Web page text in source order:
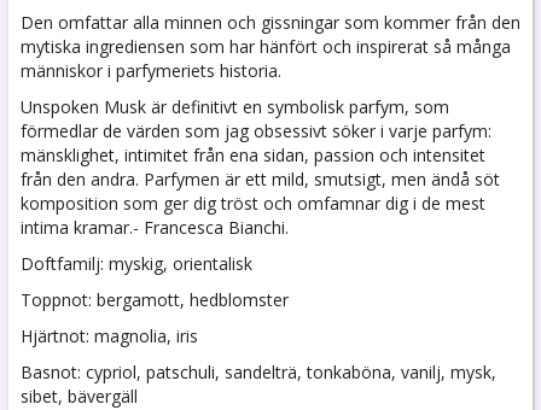
Den omfattar alla minnen och gissningar som kommer från den
mytiska ingrediensen som har hänfört och inspirerat så många
människor i parfymeriets historia.
Unspoken Musk är definitivt en symbolisk parfym, som
förmedlar de värden som jag obsessivt söker i varje parfym:
mänsklighet, intimitet från ena sidan, passion och intensitet
från den andra. Parfymen är ett mild, smutsigt, men ändå söt
komposition som ger dig tröst och omfamnar dig i de mest
intima kramar.- Francesca Bianchi.
Doftfamilj: myskig, orientalisk
Toppnot: bergamott, hedblomster
Hjärtnot: magnolia, iris
Basnot: cypriol, patschuli, sandelträ, tonkaböna, vanilj, mysk,
sibet, bävergäll